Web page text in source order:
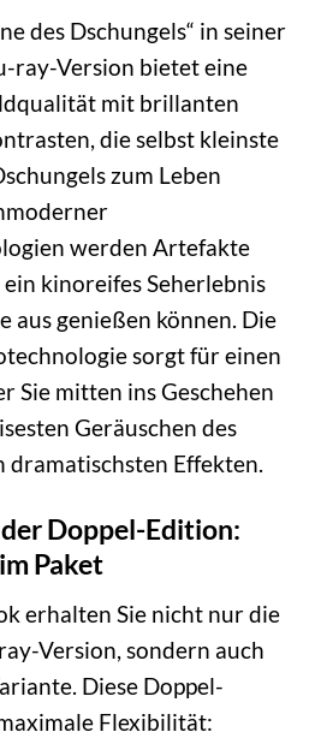
des Dschungels“ in seiner
ray-Version bietet eine
mit brillanten
die selbst kleinste
zum Leben
werden Artefakte
kinoreifes Seherlebnis
aus genießen können. Die
sorgt für einen
Sie mitten ins Geschehen
Geräuschen des
dramatischsten Effekten.
Doppel-Edition:
Paket
erhalten Sie nicht nur die
Version, sondern auch
Diese Doppel-
Flexibilität: